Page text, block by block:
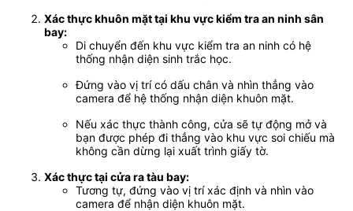
Xác thực khuôn mặt tại khu vực kiểm tra an ninh sân
bay:
Di chuyển đến khu vực kiểm tra an ninh có hệ
thống nhận diện sinh trắc học.
Đứng vào vị trí có dấu chân và nhìn thẳng vào
camera để hệ thống nhận diện khuôn mặt.
Nếu xác thực thành công, cửa sẽ tự động mở và
bạn được phép đi thẳng vào khu vực soi chiếu mà
không cần dừng lại xuất trình giấy tờ.
Xác thực tại cửa ra tàu bay:
Tương tự, đứng vào vị trí xác định và nhìn vào
camera để nhận diện khuôn mặt.